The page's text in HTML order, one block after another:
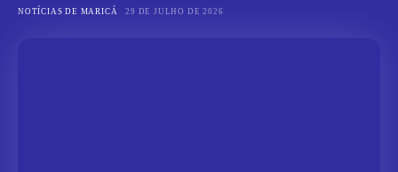
NOTÍCIAS DE MARICÁ 29 DE JULHO DE 2026